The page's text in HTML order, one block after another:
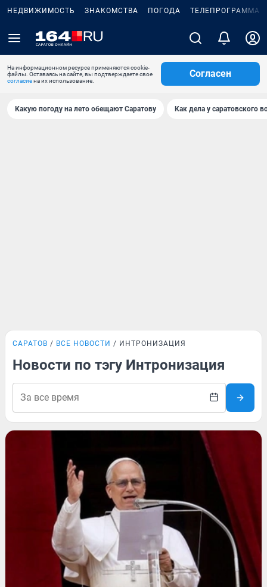
НЕДВИЖИМОСТЬ ЗНАКОМСТВА ПОГОДА ТЕЛЕПРОГРАММА
На информационном ресурсе применяются cookie-
файлы. Оставаясь на сайте, вы подтверждаете свое
согласиена их использование.
Согласен
Какую погоду на лето обещают Саратову Как дела у саратовского
САРАТОВ ВСЕ НОВОСТИ ИНТРОНИЗАЦИЯ
Новости по тэгу Интронизация